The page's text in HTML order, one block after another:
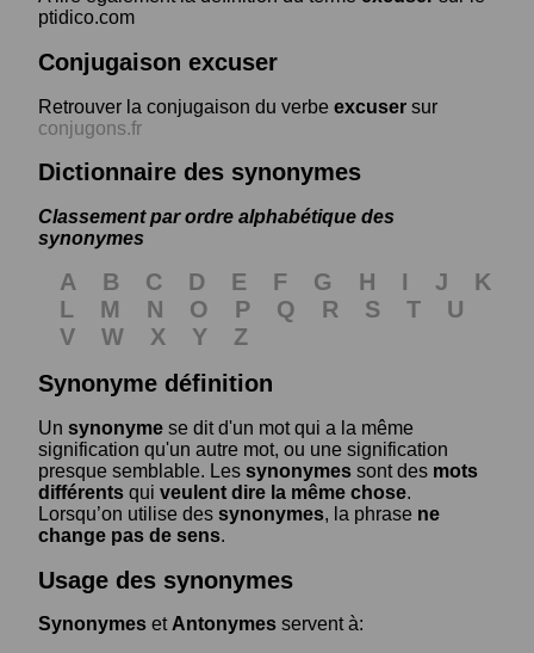
ptidico.com
Conjugaison excuser
Retrouver la conjugaison du verbe excuser sur
conjugons.fr
Dictionnaire des synonymes
Classement par ordre alphabétique des
synonymes
A B C D E F G H I J
K
L
M N O P Q R S T
U
V
W X Y
Z
Synonyme définition
Un synonyme se dit d'un mot qui a la même
signification qu'un autre mot, ou une signification
presque semblable. Les synonymes sont des mots
différents qui veulent dire la même chose.
Lorsqu’on utilise des synonymes, la phrase ne
change pas de sens.
Usage des synonymes
Synonymes et Antonymes servent à: